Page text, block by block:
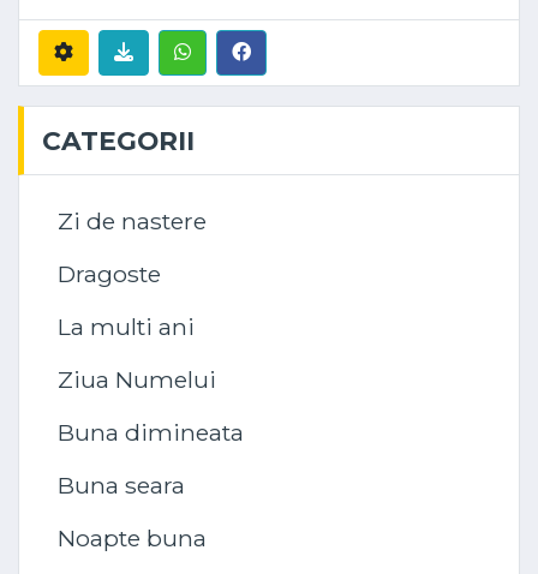
CATEGORII
Zi de nastere
Dragoste
La multi ani
Ziua Numelui
Buna dimineata
Buna seara
Noapte buna